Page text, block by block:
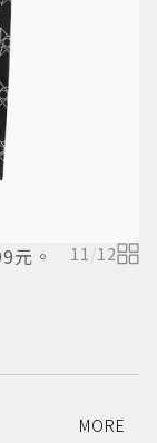
元。
11/12
MORE